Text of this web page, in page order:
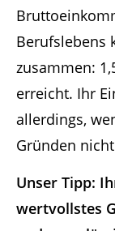
Berufslebens
zusammen:
erreicht. Ihr
allerdings,
Gründen
Unser Tipp:
wertvollstes